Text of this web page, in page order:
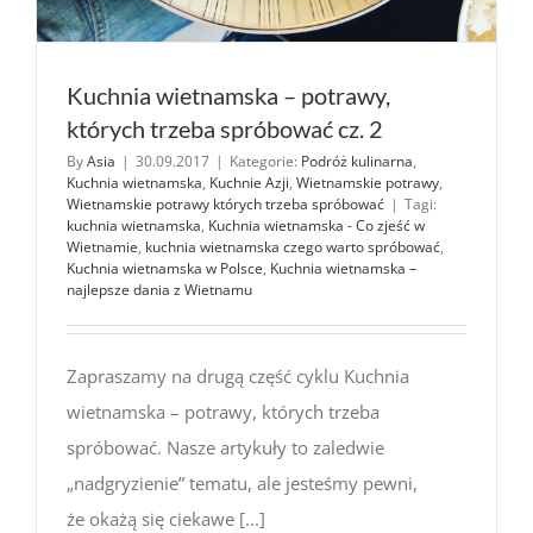
Kuchnia wietnamska – potrawy,
których trzeba spróbować cz. 2
ByAsia | 30.09.2017 | Kategorie: Podróż kulinarna,
Kuchnia wietnamska, Kuchnie Azji, Wietnamskie potrawy,
Wietnamskie potrawy których trzeba spróbować | Tagi:
kuchnia wietnamska, Kuchnia wietnamska - Co zjeść w
Wietnamie, kuchnia wietnamska czego warto spróbować,
Kuchnia wietnamska w Polsce, Kuchnia wietnamska –
najlepsze dania z Wietnamu
Zapraszamy na drugą część cyklu Kuchnia
wietnamska – potrawy, których trzeba
spróbować. Nasze artykuły to zaledwie
„nadgryzienie” tematu, ale jesteśmy pewni,
że okażą się ciekawe [...]